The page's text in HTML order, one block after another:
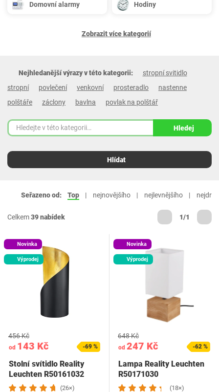
Domovní alarmy Hodiny
Zobrazit více kategorií
Nejhledanější výrazy v této kategorii:
stropní svitidlo
stropní
povlečení venkovní prosteradlo
nastenne
polštáře
záclony bavlna povlak na polštář
Hledej
Hlídat
Seřazeno od: Top nejnovějšího nejlevnějšího
Celkem39 nabídek 1/1
Novinka
Výprodej
od 143 Kč
456 Kč
-69 %
Stolní svítidlo Reality
Leuchten R50161032
Frank
(26×)
Novinka
Výprodej
od 247 Kč
648 Kč
-62 %
Lampa Reality Leuchten
R50171030
(18×)